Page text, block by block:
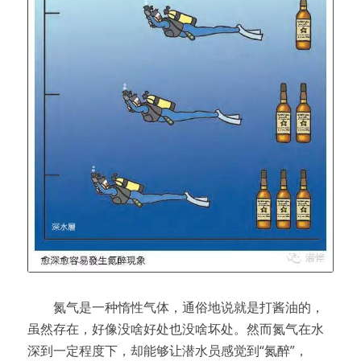
氮气是一种惰性气体，通俗地说就是打酱油的，
虽然存在，好像没啥好处也没啥坏处。然而氮气在水
深到一定程度下，却能够让潜水员感觉到“氮醉”，